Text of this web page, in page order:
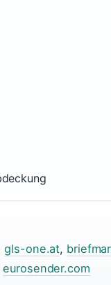
gls-one.at,
eurosender.com